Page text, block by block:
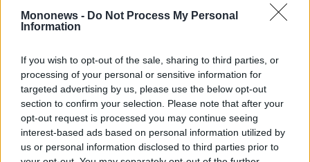
Mononews - Do Not Process My Personal
Information
If you wish to opt-out of the sale, sharing to third parties, or
processing of your personal or sensitive information for
targeted advertising by us, please use the below opt-out
section to confirm your selection. Please note that after your
opt-out request is processed you may continue seeing
interest-based ads based on personal information utilized by
us or personal information disclosed to third parties prior to
Στη δημοσιότητα τα «πόθεν έσχες» πολιτικών
προσώπων του 2025
ΕΚΤ και Κομισιόν κατά του γερμανικού
μπλόκου στην εξαγορά της Commerzbank από
την UniCredit